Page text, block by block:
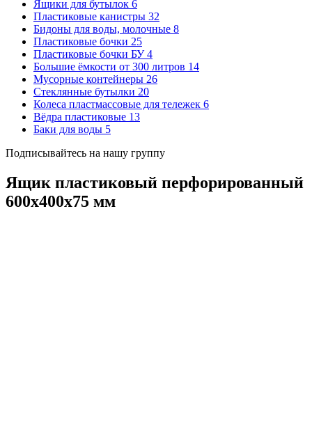
Ящики для бутылок 6
Пластиковые канистры 32
Бидоны для воды, молочные 8
Пластиковые бочки 25
Пластиковые бочки БУ4
Большие ёмкости от 300 литров 14
Мусорные контейнеры 26
Стеклянные бутылки 20
Колеса пластмассовые для тележек 6
Вёдра пластиковые 13
Баки для воды 5
Подписывайтесь на нашу группу
Ящик пластиковый перфорированный
600x400x75 мм